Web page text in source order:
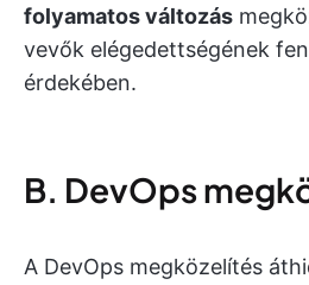
folyamatos változás
vevők elégedettségének
érdekében.
B. DevOps
A DevOps megközelítés